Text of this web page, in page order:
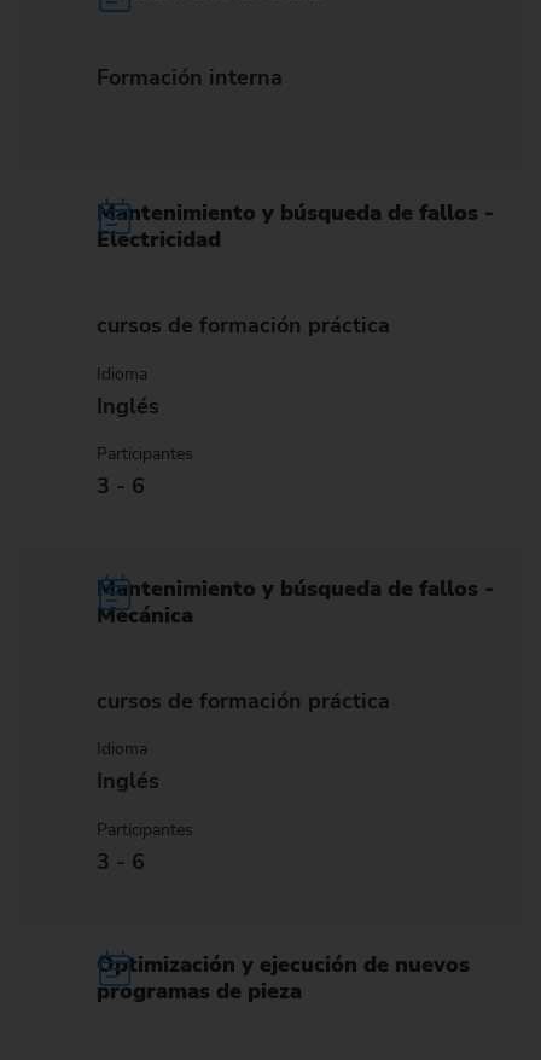
Formación interna
Mantenimiento y búsqueda de fallos -
Electricidad
cursos de formación práctica
Idioma
Inglés
Participantes
3 - 6
Mantenimiento y búsqueda de fallos -
Mecánica
cursos de formación práctica
Idioma
Inglés
Participantes
3 - 6
Optimización y ejecución de nuevos
programas de pieza